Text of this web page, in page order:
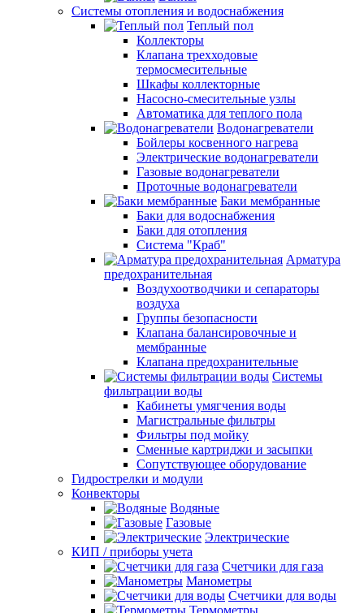
Системы отопления и водоснабжения
Теплый пол
Коллекторы
Клапана трехходовые
термосмесительные
Шкафы коллекторные
Насосно-смесительные узлы
Автоматика для теплого пола
Водонагреватели
Бойлеры косвенного нагрева
Электрические водонагреватели
Газовые водонагреватели
Проточные водонагреватели
Баки мембранные
Баки для водоснабжения
Баки для отопления
Система "Краб"
Арматура
предохранительная
Воздухоотводчики и сепараторы
воздуха
Группы безопасности
Клапана балансировочные и
мембранные
Клапана предохранительные
Системы
фильтрации воды
Кабинеты умягчения воды
Магистральные фильтры
Фильтры под мойку
Сменные картриджи и засыпки
Сопутствующее оборудование
Гидрострелки и модули
Конвекторы
Водяные
Газовые
Электрические
КИП / приборы учета
Счетчики для газа
Манометры
Счетчики для воды
Термометры